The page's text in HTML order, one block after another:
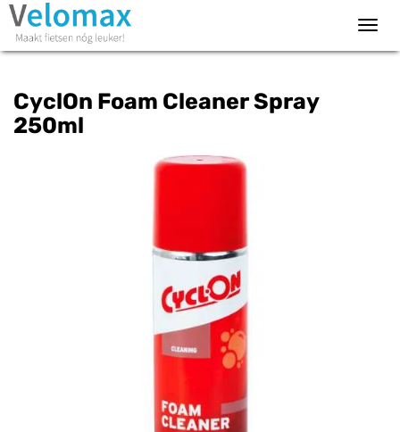
CyclOn Foam Cleaner Spray
250ml